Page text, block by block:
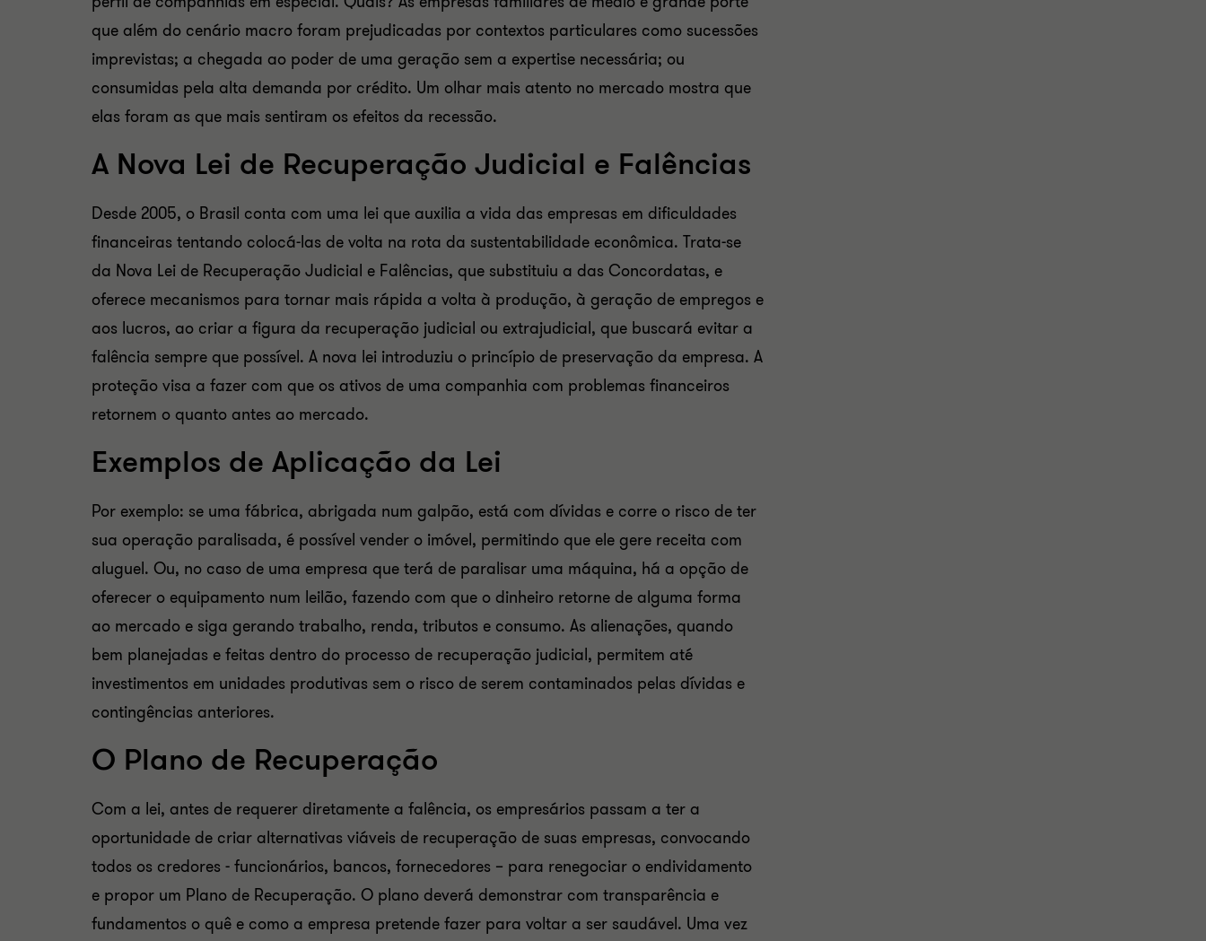
que além do cenário macro foram prejudicadas por contextos particulares como sucessões
imprevistas; a chegada ao poder de uma geração sem a expertise necessária; ou
consumidas pela alta demanda por crédito. Um olhar mais atento no mercado mostra que
elas foram as que mais sentiram os efeitos da recessão.
A Nova Lei de Recuperação Judicial e Falências
Desde 2005, o Brasil conta com uma lei que auxilia a vida das empresas em dificuldades
financeiras tentando colocá-las de volta na rota da sustentabilidade econômica. Trata-se
da Nova Lei de Recuperação Judicial e Falências, que substituiu a das Concordatas, e
oferece mecanismos para tornar mais rápida a volta à produção, à geração de empregos e
aos lucros, ao criar a figura da recuperação judicial ou extrajudicial, que buscará evitar a
falência sempre que possível. A nova lei introduziu o princípio de preservação da empresa. A
proteção visa a fazer com que os ativos de uma companhia com problemas financeiros
retornem o quanto antes ao mercado.
Exemplos de Aplicação da Lei
Por exemplo: se uma fábrica, abrigada num galpão, está com dívidas e corre o risco de ter
sua operação paralisada, é possível vender o imóvel, permitindo que ele gere receita com
aluguel. Ou, no caso de uma empresa que terá de paralisar uma máquina, há a opção de
oferecer o equipamento num leilão, fazendo com que o dinheiro retorne de alguma forma
ao mercado e siga gerando trabalho, renda, tributos e consumo. As alienações, quando
bem planejadas e feitas dentro do processo de recuperação judicial, permitem até
investimentos em unidades produtivas sem o risco de serem contaminados pelas dívidas e
contingências anteriores.
O Plano de Recuperação
Com a lei, antes de requerer diretamente a falência, os empresários passam a ter a
oportunidade de criar alternativas viáveis de recuperação de suas empresas, convocando
todos os credores - funcionários, bancos, fornecedores – para renegociar o endividamento
e propor um Plano de Recuperação. O plano deverá demonstrar com transparência e
fundamentos o quê e como a empresa pretende fazer para voltar a ser saudável. Uma vez